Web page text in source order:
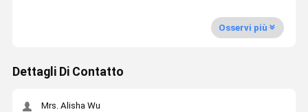
Osservi più
Dettagli Di Contatto
Mrs. Alisha Wu